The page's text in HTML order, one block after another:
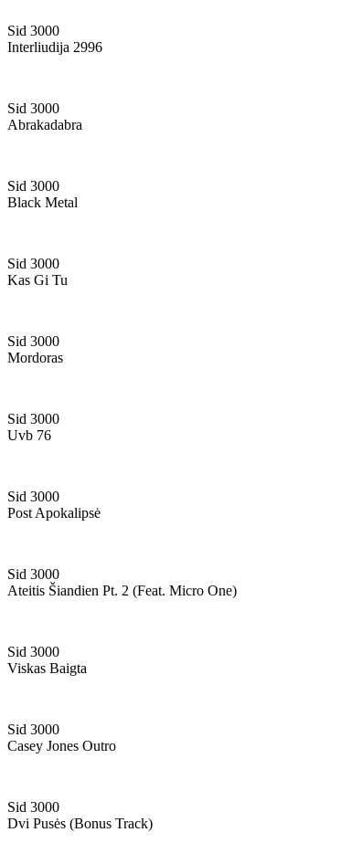
Sid 3000
Interliudija 2996
Sid 3000
Abrakadabra
Sid 3000
Black Metal
Sid 3000
Kas Gi Tu
Sid 3000
Mordoras
Sid 3000
Uvb 76
Sid 3000
Post Apokalipsė
Sid 3000
Ateitis Šiandien Pt. 2 (feat. Micro One)
Sid 3000
Viskas Baigta
Sid 3000
Casey Jones Outro
Sid 3000
Dvi Pusės (bonus Track)